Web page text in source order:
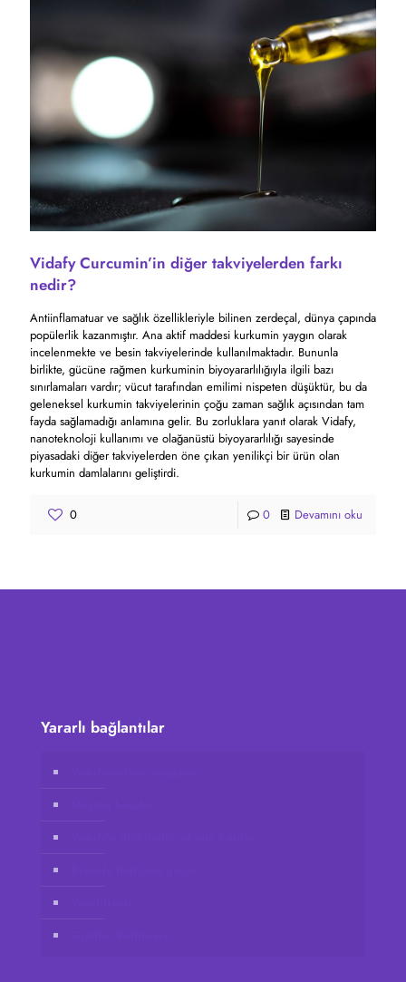
Vidafy Curcumin’in diğer takviyelerden farkı
nedir?
Antiinflamatuar ve sağlık özellikleriyle bilinen zerdeçal, dünya çapında
popülerlik kazanmıştır. Ana aktif maddesi kurkumin yaygın olarak
incelenmekte ve besin takviyelerinde kullanılmaktadır. Bununla
birlikte, gücüne rağmen kurkuminin biyoyararlılığıyla ilgili bazı
sınırlamaları vardır; vücut tarafından emilimi nispeten düşüktür, bu da
geleneksel kurkumin takviyelerinin çoğu zaman sağlık açısından tam
fayda sağlamadığı anlamına gelir. Bu zorluklara yanıt olarak Vidafy,
nanoteknoloji kullanımı ve olağanüstü biyoyararlılığı sayesinde
piyasadaki diğer takviyelerden öne çıkan yenilikçi bir ürün olan
kurkumin damlalarını geliştirdi.
0 0 Devamını oku
Yararlı bağlantılar